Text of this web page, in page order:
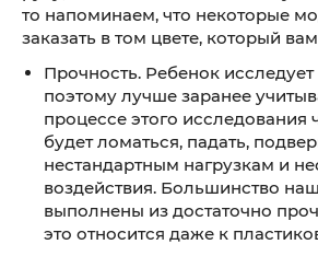
то напоминаем, что некоторые
заказать в том цвете, который
Прочность. Ребенок
поэтому лучше заранее
процессе этого исследования
будет ломаться, падать,
нестандартным нагрузкам и
воздействия. Большинство
выполнены из достаточно
это относится даже к